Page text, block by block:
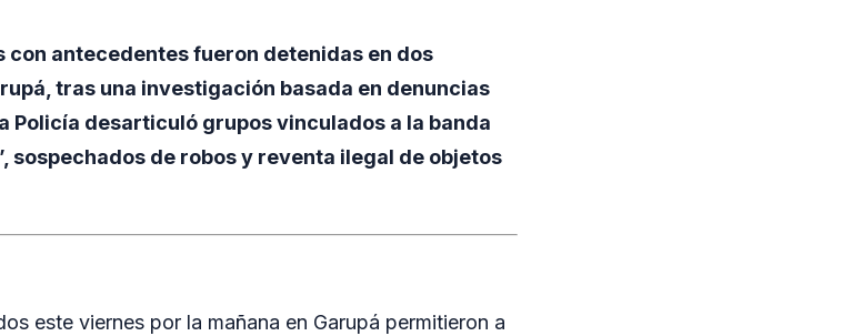
con antecedentes fueron detenidas en dos
tras una investigación basada en denuncias
Policía desarticuló grupos vinculados a la banda
sospechados de robos y reventa ilegal de objetos
este viernes por la mañana en Garupá permitieron a